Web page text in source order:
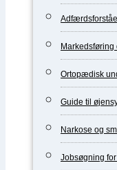
Markedsføring
Ortopædisk
Guide til
Narkose og
Jobsøgning